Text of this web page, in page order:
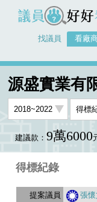
議員好好看
找議員 看廠
源盛實業有
建議款： 9萬6000
得標紀錄
張懷